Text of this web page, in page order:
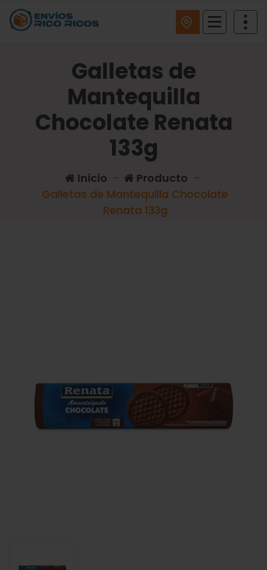
Galletas de
Mantequilla
Chocolate Renata
133g
Inicio - Producto -
Galletas de Mantequilla Chocolate
Renata 133g